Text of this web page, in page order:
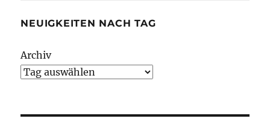
NEUIGKEITEN NACH TAG
Archiv